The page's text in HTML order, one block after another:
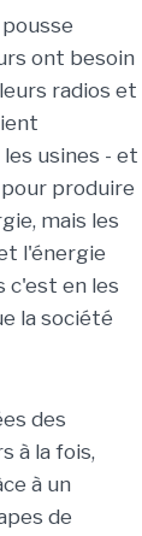
ont besoin
radios et
usines - et
produire
mais les
l'énergie
c'est en les
la société
des
à la fois,
à un
de